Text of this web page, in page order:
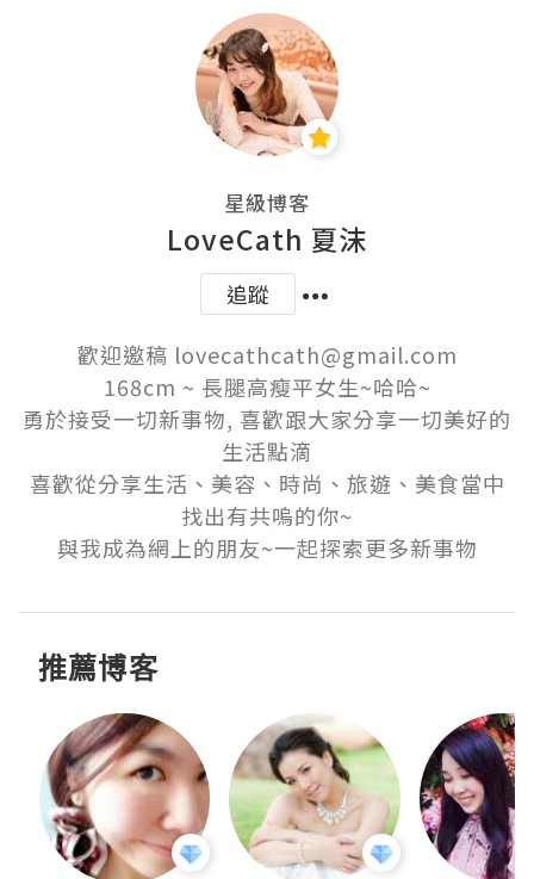
星級博客
LoveCath 夏沫
追蹤
歡迎邀稿 lovecathcath@gmail.com
168cm ~ 長腿高瘦平女生~哈哈~
勇於接受一切新事物, 喜歡跟大家分享一切美好的
生活點滴
喜歡從分享生活、美容、時尚、旅遊、美食當中
找出有共嗚的你~
與我成為網上的朋友~一起探索更多新事物
推薦博客